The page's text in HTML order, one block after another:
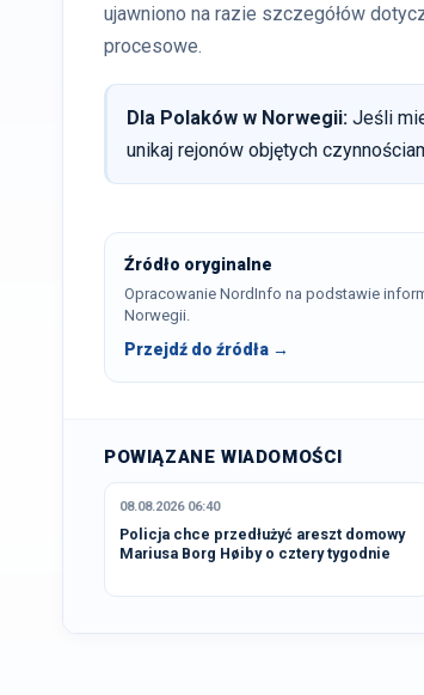
ujawniono na razie szczegółów
procesowe.
Dla Polaków w Norwegii: Jeśli
unikaj rejonów objętych
Źródło oryginalne
Opracowanie NordInfo na podstawie
Norwegii.
Przejdź do źródła →
POWIĄZANE WIADOMOŚCI
08.08.2026 06:40
Policja chce przedłużyć areszt domowy
Mariusa Borg Høiby o cztery tygodnie